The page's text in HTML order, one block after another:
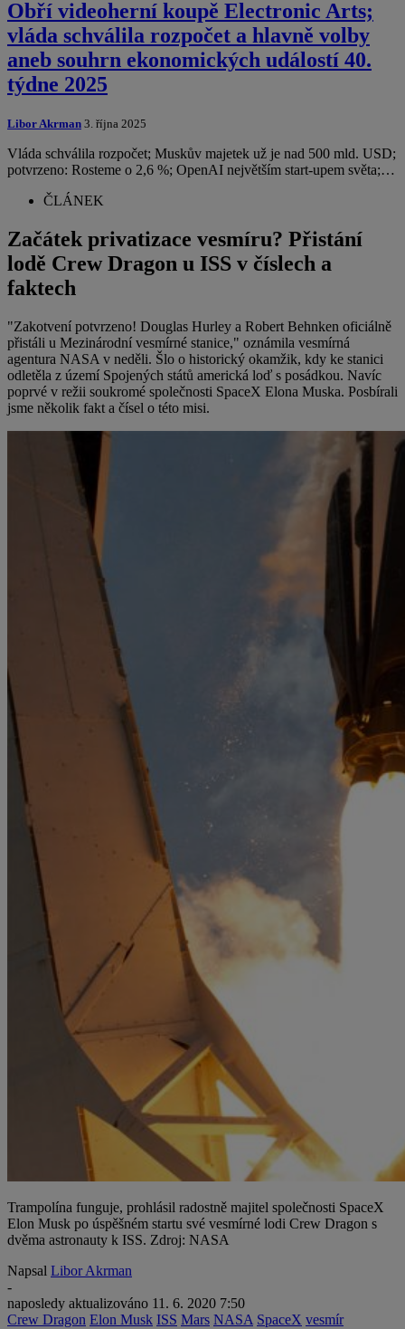
Obří videoherní koupě Electronic Arts;
vláda schválila rozpočet a hlavně volby
aneb souhrn ekonomických událostí 40.
týdne 2025
Libor Akrman 3. října 2025
Vláda schválila rozpočet; Muskův majetek už je nad 500 mld. USD;
potvrzeno: Rosteme o 2,6 %; OpenAI největším start-upem světa;…
ČLÁNEK
Začátek privatizace vesmíru? Přistání
lodě Crew Dragon u ISS v číslech a
faktech
"Zakotvení potvrzeno! Douglas Hurley a Robert Behnken oficiálně
přistáli u Mezinárodní vesmírné stanice," oznámila vesmírná
agentura NASA v neděli. Šlo o historický okamžik, kdy ke stanici
odletěla z území Spojených států americká loď s posádkou. Navíc
poprvé v režii soukromé společnosti SpaceX Elona Muska. Posbírali
jsme několik fakt a čísel o této misi.
Trampolína funguje, prohlásil radostně majitel společnosti SpaceX
Elon Musk po úspěšném startu své vesmírné lodi Crew Dragon s
dvěma astronauty k ISS. Zdroj: NASA
Napsal Libor Akrman
-
naposledy aktualizováno 11. 6. 2020 7:50
Crew Dragon Elon Musk ISS Mars NASA SpaceX vesmír